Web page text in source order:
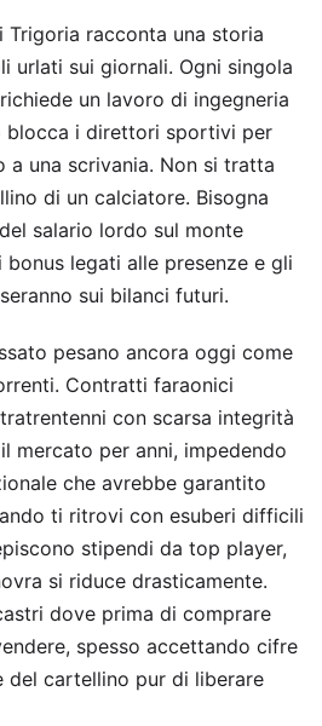
Trigoria racconta una storia
urlati sui giornali. Ogni singola
un lavoro di ingegneria
blocca i direttori sportivi per
a una scrivania. Non si tratta
di un calciatore. Bisogna
salario lordo sul monte
legati alle presenze e gli
sui bilanci futuri.
pesano ancora oggi come
Contratti faraonici
con scarsa integrità
mercato per anni, impedendo
che avrebbe garantito
ti ritrovi con esuberi difficili
stipendi da top player,
si riduce drasticamente.
dove prima di comprare
spesso accettando cifre
del cartellino pur di liberare